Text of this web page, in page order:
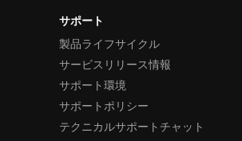
サポート
製品ライフサイクル
サービスリリース情報
サポート環境
サポートポリシー
テクニカルサポートチャット